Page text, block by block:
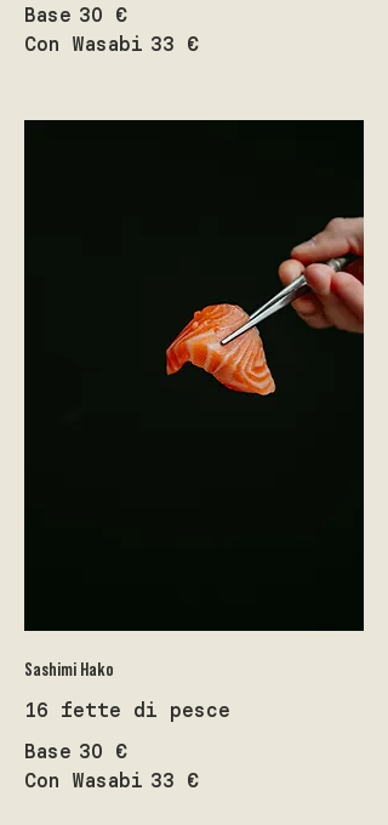
Base 30 €
Con Wasabi 33 €
Sashimi Hako
16 fette di pesce
Base 30 €
Con Wasabi 33 €